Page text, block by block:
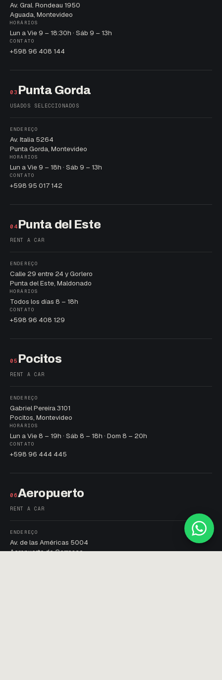
Av. Gral. Rondeau 1950
Aguada, Montevideo
HORÁRIOS
Lun a Vie 9 – 18:30h · Sáb 9 – 13h
CONTATO
+598 96 408 144
03 Punta Gorda
USADOS SELECCIONADOS
ENDEREÇO
Av. Italia 5264
Punta Gorda, Montevideo
HORÁRIOS
Lun a Vie 9 – 18h · Sáb 9 – 13h
CONTATO
+598 95 017 142
04 Punta del Este
RENT A CAR
ENDEREÇO
Calle 29 entre 24 y Gorlero
Punta del Este, Maldonado
HORÁRIOS
Todos los días 8 – 18h
CONTATO
+598 96 408 129
05 Pocitos
RENT A CAR
ENDEREÇO
Gabriel Pereira 3101
Pocitos, Montevideo
HORÁRIOS
Lun a Vie 8 – 19h · Sáb 8 – 18h · Dom 8 – 20h
CONTATO
+598 96 444 445
06Aeropuerto
RENT A CAR
ENDEREÇO
Av. de las Américas 5004
Aeropuerto de Carrasco